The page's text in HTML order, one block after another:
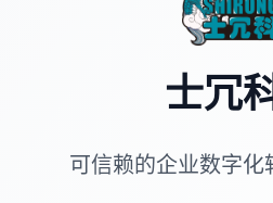
士冗
可信赖的企业数字